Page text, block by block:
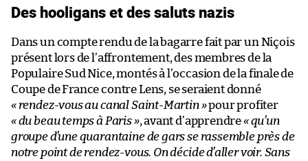
Des hooligans et des saluts nazis
Dans un compte rendu de la bagarre fait par un Niçois
présent lors de l’affrontement, des membres de la
Populaire Sud Nice, montés à l’occasion de la finale de
Coupe de France contre Lens, se seraient donné
« rendez-vous au canal Saint-Martin»pour profiter
«du beau temps à Paris», avant d’apprendre«qu’un
groupe d’une quarantaine de gars se rassemble près de
notre point de rendez-vous. On décide d’aller voir. Sans